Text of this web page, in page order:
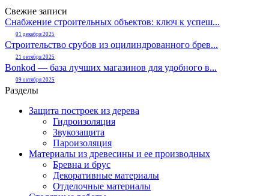
Свежие записи
Снабжение строительных объектов: ключ к успеш...
01 декабря 2025
Строительство срубов из оцилиндрованного брев...
21 октября 2025
Bonkod — база лучших магазинов для удобного в...
09 октября 2025
Разделы
Защита построек из дерева
Гидроизоляция
Звукозащита
Пароизоляция
Материалы из древесины и ее производных
Бревна и брус
Декоративные материалы
Отделочные материалы